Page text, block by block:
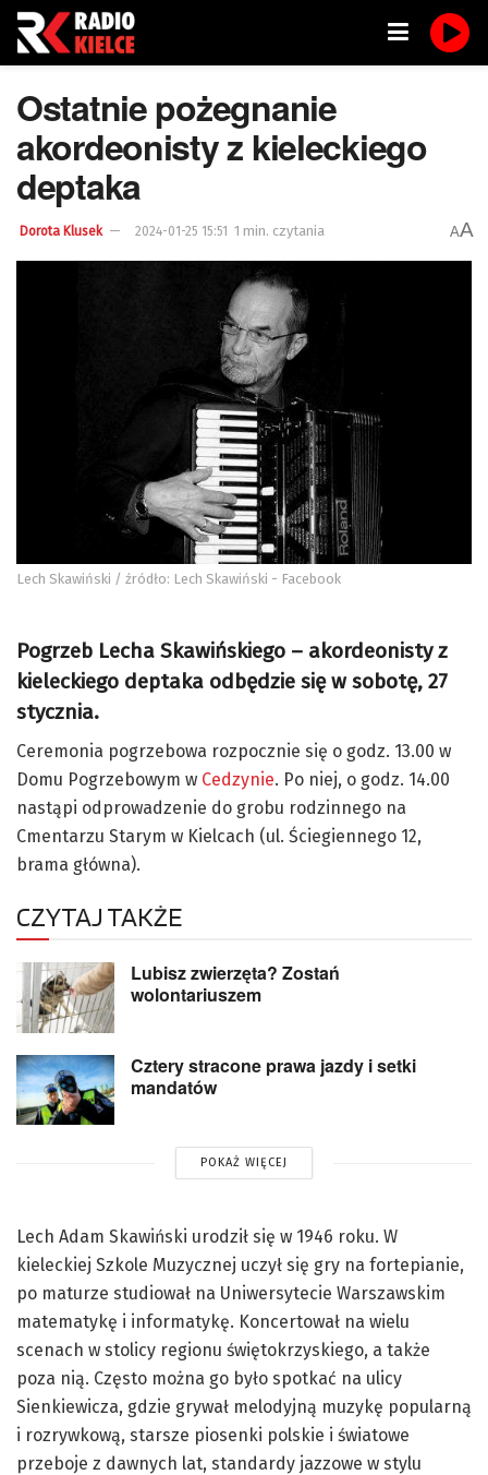
Ostatnie pożegnanie
akordeonisty z kieleckiego
deptaka
Dorota Klusek 2024-01-25 15:51 1 min. czytania AA
Lech Skawiński / źródło: Lech Skawiński - Facebook
Pogrzeb Lecha Skawińskiego – akordeonisty z
kieleckiego deptaka odbędzie się w sobotę, 27
stycznia.
Ceremonia pogrzebowa rozpocznie się o godz. 13.00 w
Domu Pogrzebowym w Cedzynie. Po niej, o godz. 14.00
nastąpi odprowadzenie do grobu rodzinnego na
Cmentarzu Starym w Kielcach (ul. Ściegiennego 12,
brama główna).
CZYTAJ TAKŻE
Lubisz zwierzęta? Zostań
wolontariuszem
Cztery stracone prawa jazdy i setki
mandatów
POKAŻ WIĘCEJ
Lech Adam Skawiński urodził się w 1946 roku. W
kieleckiej Szkole Muzycznej uczył się gry na fortepianie,
po maturze studiował na Uniwersytecie Warszawskim
matematykę i informatykę. Koncertował na wielu
scenach w stolicy regionu świętokrzyskiego, a także
poza nią. Często można go było spotkać na ulicy
Sienkiewicza, gdzie grywał melodyjną muzykę popularną
i rozrywkową, starsze piosenki polskie i światowe
przeboje z dawnych lat, standardy jazzowe w stylu